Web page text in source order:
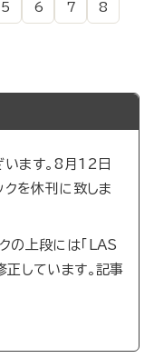
ペ
ー
5
ペ
ー
6
ペ
ー
7
ペ
ー
8
ます。8月12日
クを休刊に致しま
上段には「LAS
正しています。記事